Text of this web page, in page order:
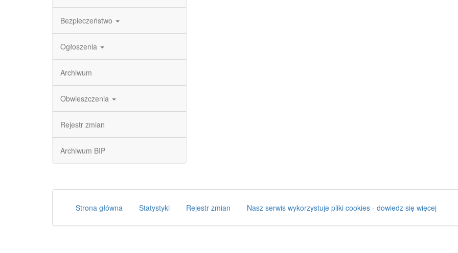
Bezpieczeństwo
Ogłoszenia
Archiwum
Obwieszczenia
Rejestr zmian
Archiwum BIP
Strona główna Statystyki Rejestr zmian Nasz serwis wykorzystuje pliki cookies - dowiedz się więcej